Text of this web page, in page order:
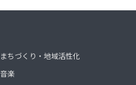
まちづくり・地域活性化
音楽